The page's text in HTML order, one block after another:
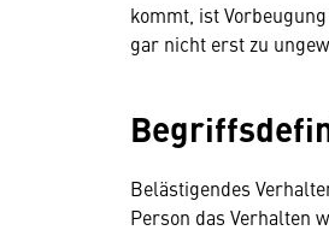
kommt, ist
gar nicht erst zu
Belästigendes
Person das Verhalten